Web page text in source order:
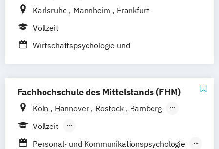
Karlsruhe Mannheim
Frankfurt
Vollzeit
Wirtschaftspsychologie und
Fachhochschule des Mittelstands (FHM)
Köln Hannover Rostock
Bamberg
Bielefeld
Vollzeit
Berufsbegleitendes Präsenzstudium
Personal- und Kommunikationspsychologie